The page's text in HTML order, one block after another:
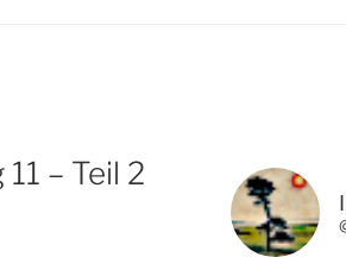
– Teil 2